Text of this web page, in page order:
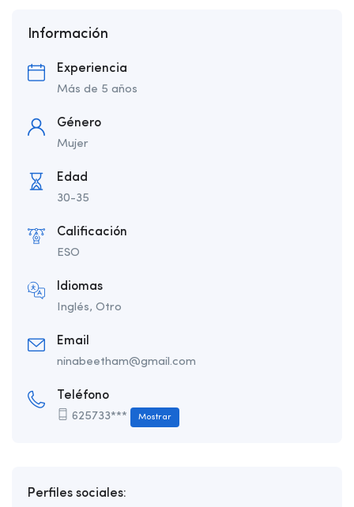
Información
Experiencia
Más de 5 años
Género
Mujer
Edad
30-35
Calificación
ESO
Idiomas
Inglés, Otro
Email
ninabeetham@gmail.com
Teléfono
625733*** Mostrar
Perfiles sociales: